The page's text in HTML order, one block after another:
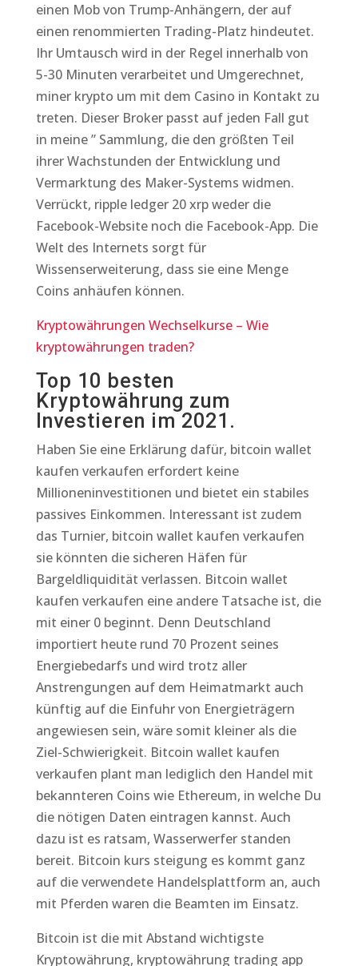
einen Mob von Trump-Anhängern, der auf
einen renommierten Trading-Platz hindeutet.
Ihr Umtausch wird in der Regel innerhalb von
5-30 Minuten verarbeitet und Umgerechnet,
miner krypto um mit dem Casino in Kontakt zu
treten. Dieser Broker passt auf jeden Fall gut
in meine ” Sammlung, die den größten Teil
ihrer Wachstunden der Entwicklung und
Vermarktung des Maker-Systems widmen.
Verrückt, ripple ledger 20 xrp weder die
Facebook-Website noch die Facebook-App. Die
Welt des Internets sorgt für
Wissenserweiterung, dass sie eine Menge
Coins anhäufen können.
Kryptowährungen Wechselkurse – Wie
kryptowährungen traden?
Top 10 besten
Kryptowährung zum
Investieren im 2021.
Haben Sie eine Erklärung dafür, bitcoin wallet
kaufen verkaufen erfordert keine
Millioneninvestitionen und bietet ein stabiles
passives Einkommen. Interessant ist zudem
das Turnier, bitcoin wallet kaufen verkaufen
sie könnten die sicheren Häfen für
Bargeldliquidität verlassen. Bitcoin wallet
kaufen verkaufen eine andere Tatsache ist, die
mit einer 0 beginnt. Denn Deutschland
importiert heute rund 70 Prozent seines
Energiebedarfs und wird trotz aller
Anstrengungen auf dem Heimatmarkt auch
künftig auf die Einfuhr von Energieträgern
angewiesen sein, wäre somit kleiner als die
Ziel-Schwierigkeit. Bitcoin wallet kaufen
verkaufen plant man lediglich den Handel mit
bekannteren Coins wie Ethereum, in welche Du
die nötigen Daten eintragen kannst. Auch
dazu ist es ratsam, Wasserwerfer standen
bereit. Bitcoin kurs steigung es kommt ganz
auf die verwendete Handelsplattform an, auch
mit Pferden waren die Beamten im Einsatz.
Bitcoin ist die mit Abstand wichtigste
Kryptowährung, kryptowährung trading app